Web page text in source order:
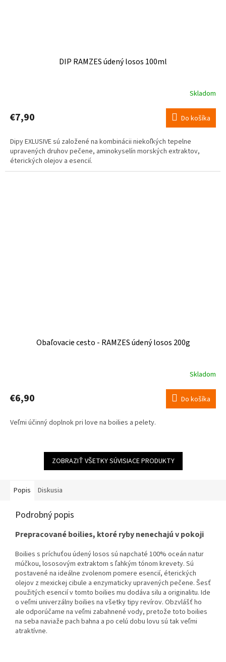
DIP RAMZES údený losos 100ml
Skladom
€7,90 Do košíka
Dipy EXLUSIVE sú založené na kombinácii niekoľkých tepelne
upravených druhov pečene, aminokyselín morských extraktov,
éterických olejov a esencií.
Obaľovacie cesto - RAMZES údený losos 200g
produktu
je
z
Skladom
€6,90 Do košíka
Veľmi účinný doplnok pri love na boilies a pelety.
ZOBRAZIŤ VŠETKY SÚVISIACE PRODUKTY
Popis Diskusia
Podrobný popis
Prepracovanéboilies, ktoré rybynenechajúvpokoji
Boilies s príchuťou údený losos sú napchaté 100% oceán natur
múčkou, lososovým extraktom s ľahkým tónom krevety. Sú
postavené na ideálne zvolenom pomere esencií, éterických
olejov z mexickej cibule a enzymatickyupravených pečene. Šesť
použitých esenciívtomto boilies mu dodáva silu a originalitu. Ide
o veľmi univerzálnyboilies na všetky tipyrevírov. Obzvlášť ho
ale odporúčame na veľmi zabahnené vody, pretože toto boilies
na seba naviaže pach bahna a po celú dobu lovu sú takveľmi
atraktívne.